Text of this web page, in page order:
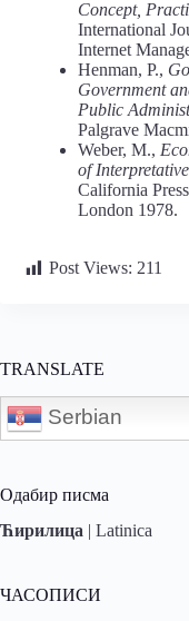
Concept,
International
Internet
Henman, P.,
Government
Public
Palgrave
Weber, M.,
of Interpretative
California
London 1978.
Post Views: 211
TRANSLATE
Serbian
Одабир писма
Ћирилица | Latinica
ЧАСОПИСИ